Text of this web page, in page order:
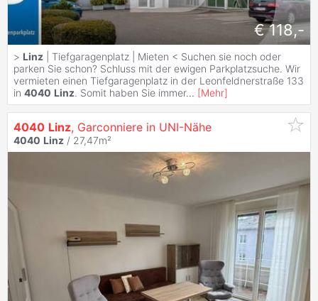
€ 118,-
> Linz | Tiefgaragenplatz | Mieten < Suchen sie noch oder
parken Sie schon? Schluss mit der ewigen Parkplatzsuche. Wir
vermieten einen Tiefgaragenplatz in der Leonfeldnerstraße 133
in 4040 Linz. Somit haben Sie immer... [Mehr]
4040 Linz, Garconniere in UNI-Nähe
4040 Linz / 27,47m²